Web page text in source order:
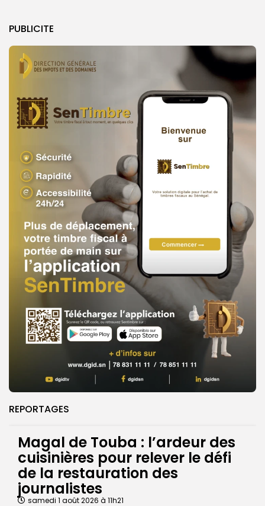
PUBLICITE
REPORTAGES
Magal de Touba : l’ardeur des
cuisinières pour relever le défi
de la restauration des
journalistes
samedi 1 août 2026 à 11h21